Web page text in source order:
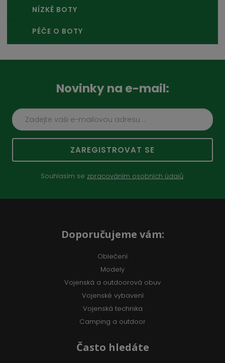
NÍZKÉ BOTY
PÉČE O BOTY
Novinky na e-mail:
ZAREGISTROVAT SE
Souhlasím se zpracováním osobních údajů.
Doporučujeme vám:
Oblečení
Modely
Vojenská a outdoorová obuv
Vojenské vybavení
Vojenská technika
Camping a outdoor
Často hledáte